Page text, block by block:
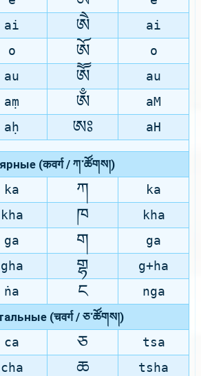
ai ཨཻ ai
o ཨོ o
au ཨཽ au
aṃ ཨྃ aM
aḥ ཨཿ aH
(कवर्ग / ཀ་ཚོགས།)
ka ཀ ka
kha ཁ kha
ga ག ga
gha གྷ g+ha
ṅa ང
nga
(चवर्ग / ཅ་ཚོགས།)
ca ཅ tsa
cha ཆ tsha